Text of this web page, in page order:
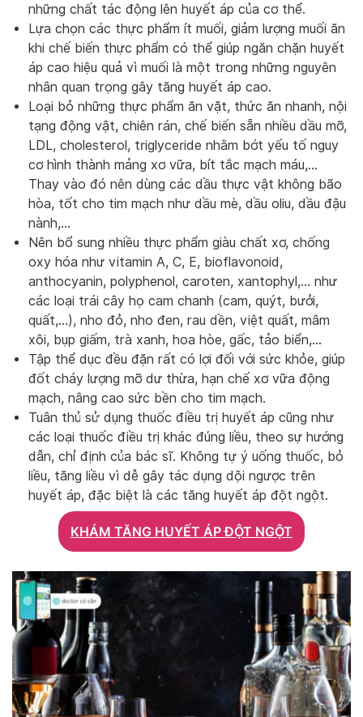
những chất tác động lên huyết áp của cơ thể.
Lựa chọn các thực phẩm ít muối, giảm lượng muối ăn
khi chế biến thực phẩm có thể giúp ngăn chặn huyết
áp cao hiệu quả vì muối là một trong những nguyên
nhân quan trọng gây tăng huyết áp cao.
Loại bỏ những thực phẩm ăn vặt, thức ăn nhanh, nội
tạng động vật, chiên rán, chế biến sẵn nhiều dầu mỡ,
LDL, cholesterol, triglyceride nhằm bớt yếu tố nguy
cơ hình thành mảng xơ vữa, bít tắc mạch máu,…
Thay vào đó nên dùng các dầu thực vật không bão
hòa, tốt cho tim mạch như dầu mè, dầu oliu, dầu đậu
nành,…
Nên bổ sung nhiều thực phẩm giàu chất xơ, chống
oxy hóa như vitamin A, C, E, bioflavonoid,
anthocyanin, polyphenol, caroten, xantophyl,… như
các loại trái cây họ cam chanh (cam, quýt, bưởi,
quất,…), nho đỏ, nho đen, rau dền, việt quất, mâm
xôi, bụp giấm, trà xanh, hoa hòe, gấc, tảo biển,…
Tập thể dục đều đặn rất có lợi đối với sức khỏe, giúp
đốt cháy lượng mỡ dư thừa, hạn chế xơ vữa động
mạch, nâng cao sức bền cho tim mạch.
Tuân thủ sử dụng thuốc điều trị huyết áp cũng như
các loại thuốc điều trị khác đúng liều, theo sự hướng
dẫn, chỉ định của bác sĩ. Không tự ý uống thuốc, bỏ
liều, tăng liều vì dễ gây tác dụng dội ngược trên
huyết áp, đặc biệt là các tăng huyết áp đột ngột.
KHÁM TĂNG HUYẾT ÁP ĐỘT NGỘT